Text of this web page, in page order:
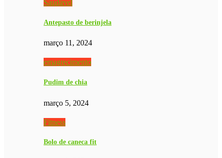
Saudável
Antepasto de berinjela
março 11, 2024
emagrecimento
Pudim de chia
março 5, 2024
Fitness
Bolo de caneca fit